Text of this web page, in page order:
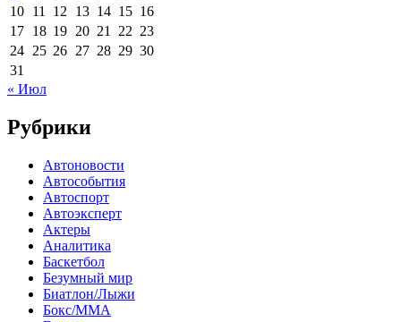
10 11 12 13 14 15 16
17 18 19 20 21 22 23
24 25 26 27 28 29 30
31
« Июл
Рубрики
Автоновости
Автособытия
Автоспорт
Автоэксперт
Актеры
Аналитика
Баскетбол
Безумный мир
Биатлон/Лыжи
Бокс/MMA